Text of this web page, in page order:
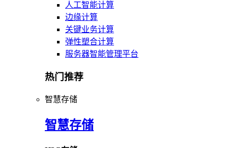
人工智能计算
边缘计算
关键业务计算
弹性塑合计算
服务器智能管理平台
热门推荐
智慧存储
智慧存储